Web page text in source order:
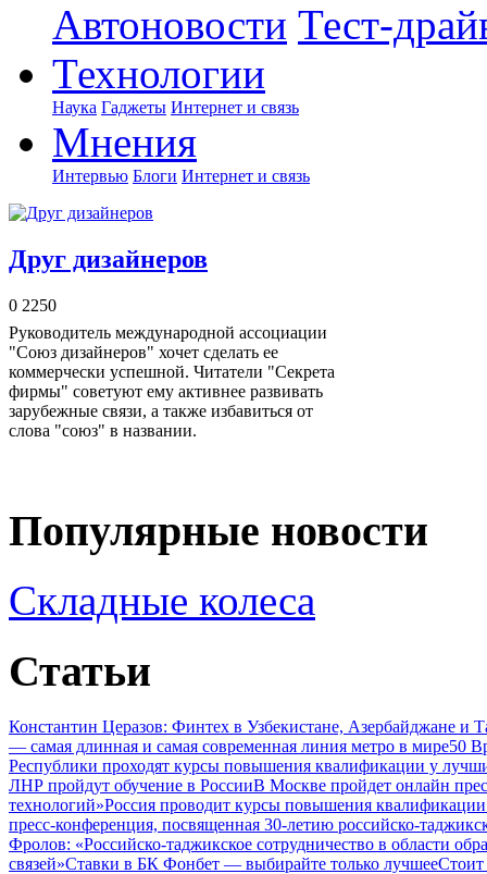
Автоновости Тест-
Технологии
Наука Гаджеты Интернет и связь
Мнения
Интервью Блоги Интернет и связь
Друг дизайнеров
0 2250
Руководитель международной ассоциации
"Союз дизайнеров" хочет сделать ее
коммерчески успешной. Читатели "Секрета
фирмы" советуют ему активнее развивать
зарубежные связи, а также избавиться от
слова "союз" в названии.
Популярные новости
Складные колеса
Статьи
Константин Церазов: Финтех в Узбекистане, Азербайджане
— самая длинная и самая современная линия метро в мире50
Республики проходят курсы повышения квалификации у
ЛНР пройдут обучение в РоссииВ Москве пройдет онлайн
технологий»Россия проводит курсы повышения квалификации
пресс-конференция, посвященная 30-летию российско-
Фролов: «Российско-таджикское сотрудничество в области
связей»Ставки в БК Фонбет — выбирайте только лучшееСтоит